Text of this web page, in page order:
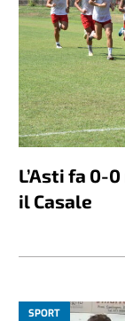
L’Asti fa 0-
il Casale
SPORT